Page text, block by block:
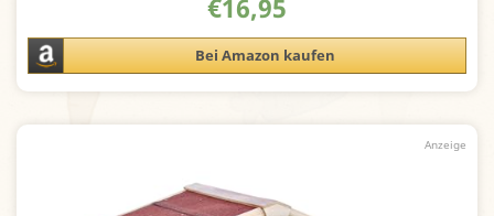
€16,95
Bei Amazon kaufen